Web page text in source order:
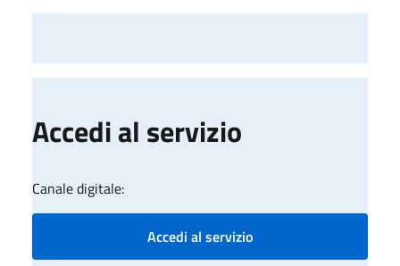
Accedi al servizio
Canale digitale:
Accedi al servizio